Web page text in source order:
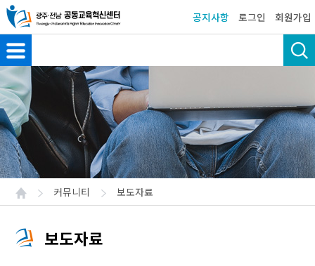
공지사항 로그인 회원가입
커뮤니티 보도자료
보도자료